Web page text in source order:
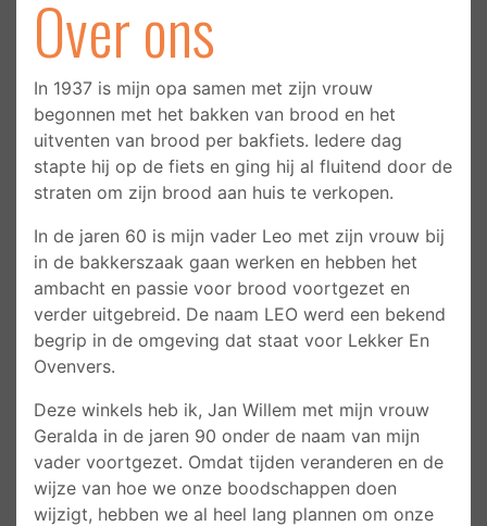
Over ons
In 1937 is mijn opa samen met zijn vrouw
begonnen met het bakken van brood en het
uitventen van brood per bakfiets. Iedere dag
stapte hij op de fiets en ging hij al fluitend door de
straten om zijn brood aan huis te verkopen.
In de jaren 60 is mijn vader Leo met zijn vrouw bij
in de bakkerszaak gaan werken en hebben het
ambacht en passie voor brood voortgezet en
verder uitgebreid. De naam LEO werd een bekend
begrip in de omgeving dat staat voor Lekker En
Ovenvers.
Deze winkels heb ik, Jan Willem met mijn vrouw
Geralda in de jaren 90 onder de naam van mijn
vader voortgezet. Omdat tijden veranderen en de
wijze van hoe we onze boodschappen doen
wijzigt, hebben we al heel lang plannen om onze